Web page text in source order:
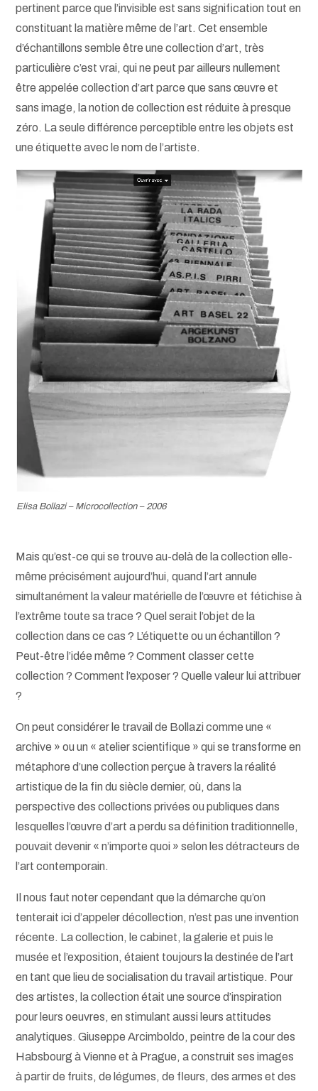
pertinent parce que l’invisible est sans signification tout en
constituant la matière même de l’art. Cet ensemble
d’échantillons semble être une collection d’art, très
particulière c’est vrai, qui ne peut par ailleurs nullement
être appelée collection d’art parce que sans œuvre et
sans image, la notion de collection est réduite à presque
zéro. La seule différence perceptible entre les objets est
une étiquette avec le nom de l’artiste.
Elisa Bollazi – Microcollection – 2006
Mais qu’est-ce qui se trouve au-delà de la collection elle-
même précisément aujourd’hui, quand l’art annule
simultanément la valeur matérielle de l’œuvre et fétichise à
l’extrême toute sa trace ? Quel serait l’objet de la
collection dans ce cas ? L’étiquette ou un échantillon ?
Peut-être l’idée même ? Comment classer cette
collection ? Comment l’exposer ? Quelle valeur lui attribuer
?
On peut considérer le travail de Bollazi comme une «
archive » ou un « atelier scientifique » qui se transforme en
métaphore d’une collection perçue à travers la réalité
artistique de la fin du siècle dernier, où, dans la
perspective des collections privées ou publiques dans
lesquelles l’œuvre d’art a perdu sa définition traditionnelle,
pouvait devenir « n’importe quoi » selon les détracteurs de
l’art contemporain.
Il nous faut noter cependant que la démarche qu’on
tenterait ici d’appeler décollection, n’est pas une invention
récente. La collection, le cabinet, la galerie et puis le
musée et l’exposition, étaient toujours la destinée de l’art
en tant que lieu de socialisation du travail artistique. Pour
des artistes, la collection était une source d’inspiration
pour leurs oeuvres, en stimulant aussi leurs attitudes
analytiques. Giuseppe Arcimboldo, peintre de la cour des
Habsbourg à Vienne et à Prague, a construit ses images
à partir de fruits, de légumes, de fleurs, des armes et des